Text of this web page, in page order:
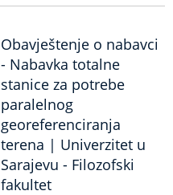
Obavještenje o nabavci
- Nabavka totalne
stanice za potrebe
paralelnog
georeferenciranja
terena | Univerzitet u
Sarajevu - Filozofski
fakultet